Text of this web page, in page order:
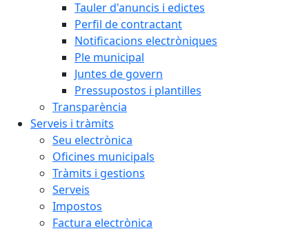
Tauler d'anuncis i edictes
Perfil de contractant
Notificacions electròniques
Ple municipal
Juntes de govern
Pressupostos i plantilles
Transparència
Serveis i tràmits
Seu electrònica
Oficines municipals
Tràmits i gestions
Serveis
Impostos
Factura electrònica